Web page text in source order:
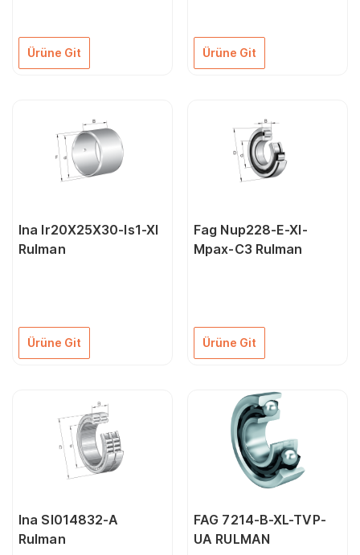
Ürüne Git Ürüne Git
Ina Ir20X25X30-Is1-Xl
Rulman
Ürüne Git
Fag Nup228-E-Xl-
Mpax-C3 Rulman
Ürüne Git
Ina Sl014832-A
Rulman
FAG 7214-B-XL-TVP-
UA RULMAN